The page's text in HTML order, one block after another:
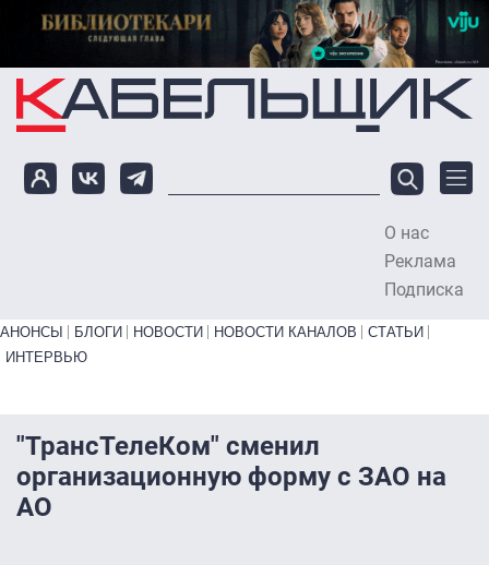
Перейти к основному содержанию
О нас
Реклама
Подписка
Primary links bottom
АНОНСЫ БЛОГИ НОВОСТИ НОВОСТИ КАНАЛОВ
СТАТЬИ
ИНТЕРВЬЮ
"ТрансТелеКом" сменил
организационную форму с ЗАО на
АО